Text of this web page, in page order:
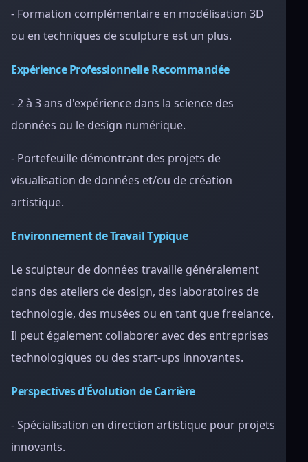
- Formation complémentaire en modélisation 3D
ou en techniques de sculpture est un plus.
Expérience Professionnelle Recommandée
- 2 à 3 ans d'expérience dans la science des
données ou le design numérique.
- Portefeuille démontrant des projets de
visualisation de données et/ou de création
artistique.
Environnement de Travail Typique
Le sculpteur de données travaille généralement
dans des ateliers de design, des laboratoires de
technologie, des musées ou en tant que freelance.
Il peut également collaborer avec des entreprises
technologiques ou des start-ups innovantes.
Perspectives d'Évolution de Carrière
- Spécialisation en direction artistique pour projets
innovants.